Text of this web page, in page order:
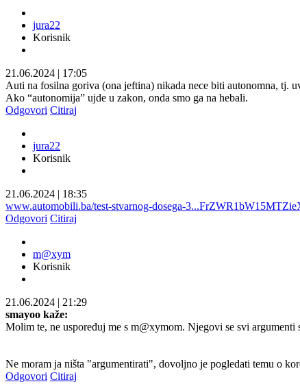
jura22
Korisnik
21.06.2024 | 17:05
Auti na fosilna goriva (ona jeftina) nikada nece biti autonomna, tj.
Ako “autonomija” ujde u zakon, onda smo ga na hebali.
Odgovori Citiraj
jura22
Korisnik
21.06.2024 | 18:35
www.automobili.ba/test-stvarnog-dosega-
Odgovori Citiraj
m@xym
Korisnik
21.06.2024 | 21:29
smayoo kaže:
Molim te, ne uspoređuj me s m@xymom. Njegovi se svi
Ne moram ja ništa "argumentirati", dovoljno je pogledati temu o
Odgovori Citiraj